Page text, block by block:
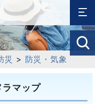
災 > 防災・気象
ラマップ